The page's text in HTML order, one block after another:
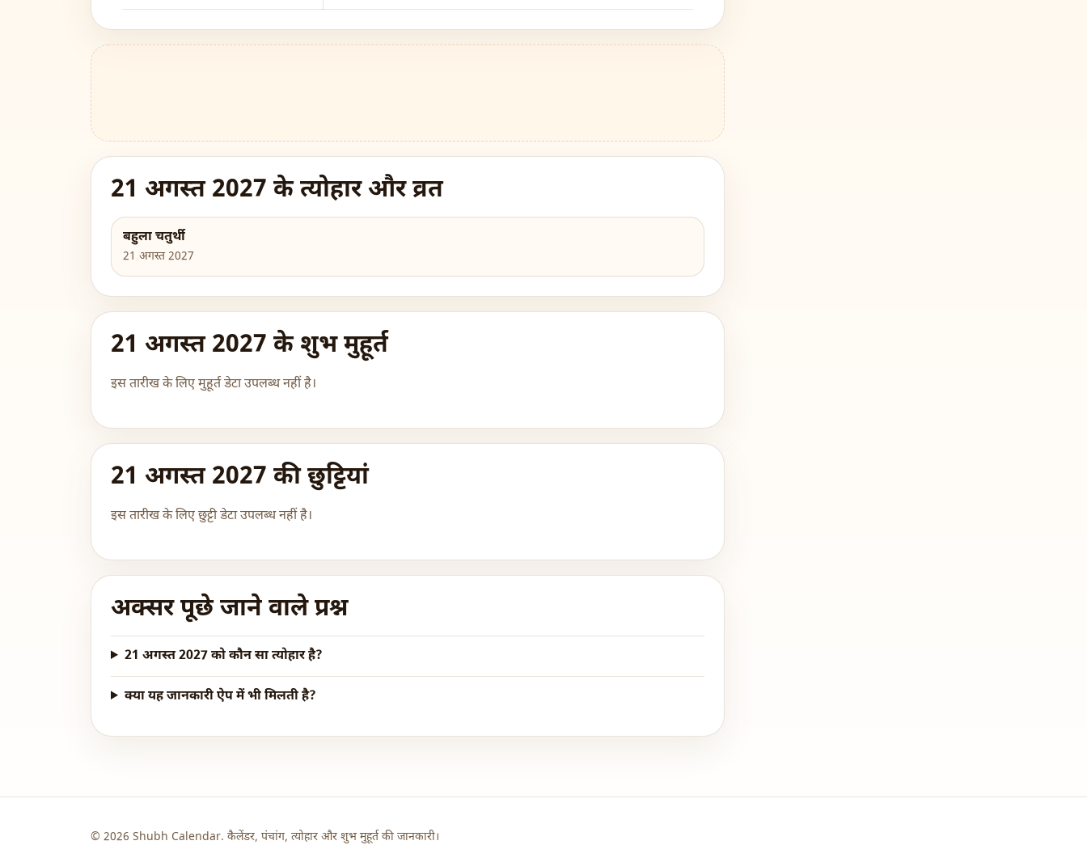
21 अगस्त 2027 के त्योहार और व्रत
बहुला चतुर्थी
21 अगस्त 2027
21 अगस्त 2027 के शुभ मुहूर्त
इस तारीख के लिए मुहूर्त डेटा उपलब्ध नहीं है।
21 अगस्त 2027 की छुट्टियां
इस तारीख के लिए छुट्टी डेटा उपलब्ध नहीं है।
अक्सर पूछे जाने वाले प्रश्न
21 अगस्त 2027 को कौन सा त्योहार है?
क्या यह जानकारी ऐप में भी मिलती है?
© 2026 Shubh Calendar. कैलेंडर, पंचांग, त्योहार और शुभ मुहूर्त की जानकारी।